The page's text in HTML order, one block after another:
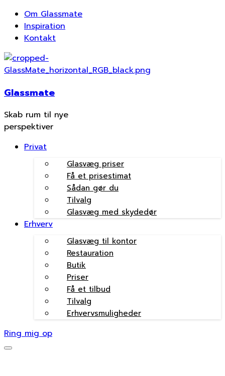
Om Glassmate
Inspiration
Kontakt
Glassmate
Skab rum til nye
perspektiver
Privat
Glasvæg priser
Få et prisestimat
Sådan gør du
Tilvalg
Glasvæg med skydedør
Erhverv
Glasvæg til kontor
Restauration
Butik
Priser
Få et tilbud
Tilvalg
Erhvervsmuligheder
Ring mig op